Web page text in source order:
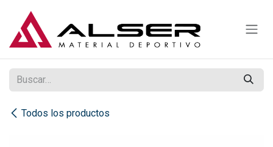
Todos los productos